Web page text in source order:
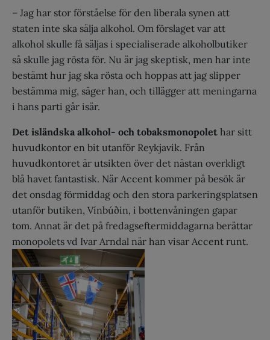
– Jag har stor förståelse för den liberala synen att
staten inte ska sälja alkohol. Om förslaget var att
alkohol skulle få säljas i specialiserade alkoholbutiker
så skulle jag rösta för. Nu är jag skeptisk, men har inte
bestämt hur jag ska rösta och hoppas att jag slipper
bestämma mig, säger han, och tillägger att meningarna
i hans parti går isär.
Det isländska alkohol- och tobaksmonopolet har sitt
huvudkontor en bit utanför Reykjavik. Från
huvudkontoret är utsikten över det nästan overkligt
blå havet fantastisk. När Accent kommer på besök är
det onsdag förmiddag och den stora parkeringsplatsen
utanför butiken, Vínbúðin, i bottenvåningen gapar
tom. Annat är det på fredagseftermiddagarna berättar
monopolets vd Ivar Arndal när han visar Accent runt.